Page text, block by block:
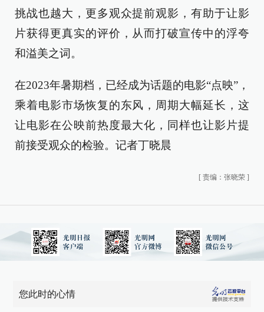
挑战也越大，更多观众提前观影，有助于让影
片获得更真实的评价，从而打破宣传中的浮夸
和溢美之词。
在2023年暑期档，已经成为话题的电影“点映”，
乘着电影市场恢复的东风，周期大幅延长，这
让电影在公映前热度最大化，同样也让影片提
前接受观众的检验。记者丁晓晨
[ 责编：张晓荣 ]
您此时的心情